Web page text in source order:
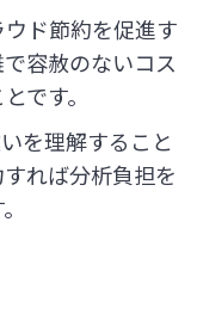
ド節約を促進す
容赦のないコス
です。
を理解すること
れば分析負担を